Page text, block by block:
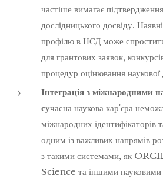
частіше вимагає
дослідницького досвіду.
профілю в НСД може
для грантових заявок,
процедур оцінювання наукової
Інтеграція з міжнародними
сучасна наукова кар'єра
міжнародних
одним із важливих напрямів
з такими системами, як
Science та іншими науковими